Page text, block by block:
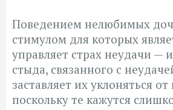
Поведением нелюбимых
стимулом для которых
управляет страх неудачи —
стыда, связанного с
заставляет их уклоняться
поскольку те кажутся